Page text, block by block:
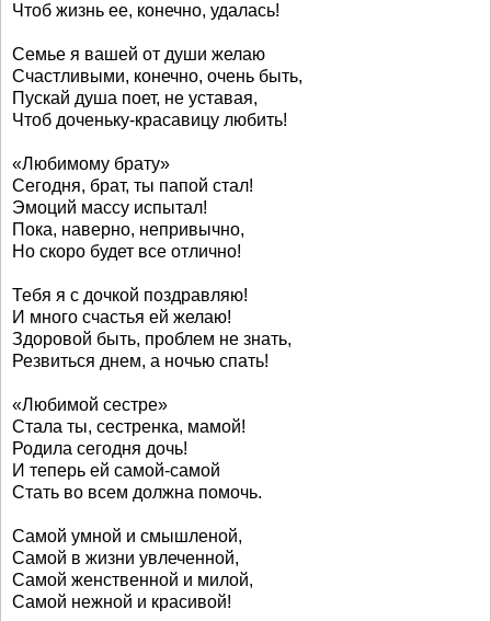
Чтоб жизнь ее, конечно, удалась!
Семье я вашей от души желаю
Счастливыми, конечно, очень быть,
Пускай душа поет, не уставая,
Чтоб доченьку-красавицу любить!
«Любимому брату»
Сегодня, брат, ты папой стал!
Эмоций массу испытал!
Пока, наверно, непривычно,
Но скоро будет все отлично!
Тебя я с дочкой поздравляю!
И много счастья ей желаю!
Здоровой быть, проблем не знать,
Резвиться днем, а ночью спать!
«Любимой сестре»
Стала ты, сестренка, мамой!
Родила сегодня дочь!
И теперь ей самой-самой
Стать во всем должна помочь.
Самой умной и смышленой,
Самой в жизни увлеченной,
Самой женственной и милой,
Самой нежной и красивой!